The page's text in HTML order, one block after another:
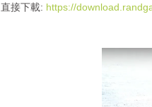
i直接下載: https://